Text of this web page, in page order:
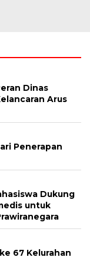
Dinas
Arus
Penerapan
Dukung
untuk
67 Kelurahan